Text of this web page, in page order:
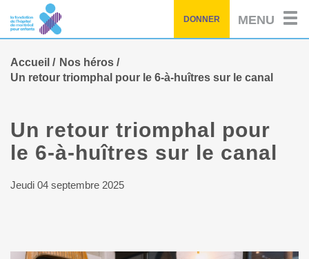
contenu
DONNER MENU
Accueil
Nos héros
Un retour triomphal pour le 6-à-huîtres sur le canal
Un retour triomphal pour
le 6-à-huîtres sur le canal
Jeudi 04 septembre 2025